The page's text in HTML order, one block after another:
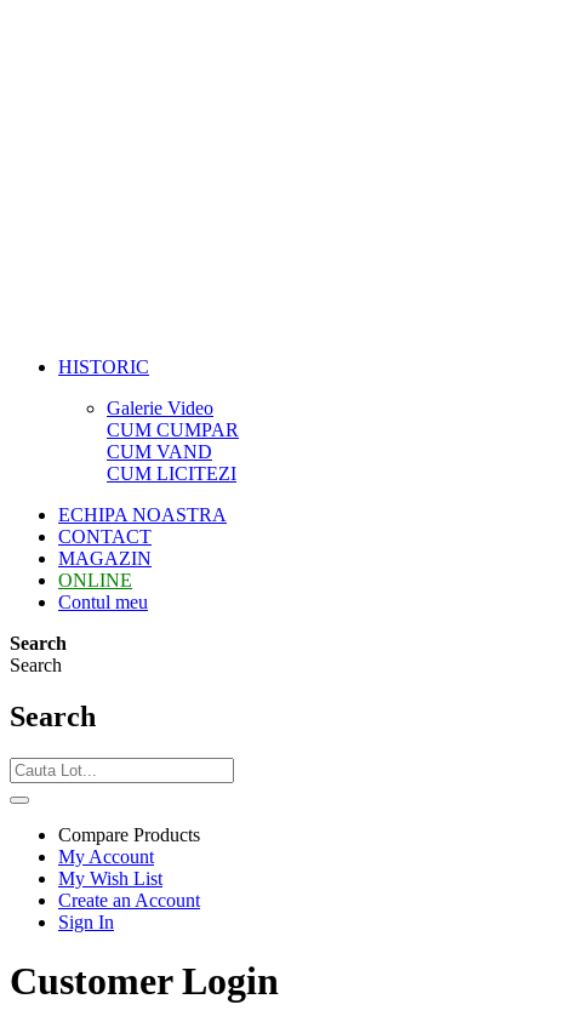
HISTORIC
Galerie Video
CUM CUMPAR
CUM VAND
CUM LICITEZI
ECHIPA NOASTRA
CONTACT
MAGAZIN
ONLINE
Contul meu
Search
Search
Search
Compare Products
My Account
My Wish List
Create an Account
Sign In
Customer Login